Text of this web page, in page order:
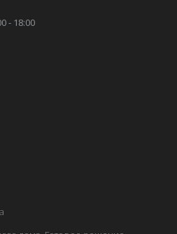
- 18:00